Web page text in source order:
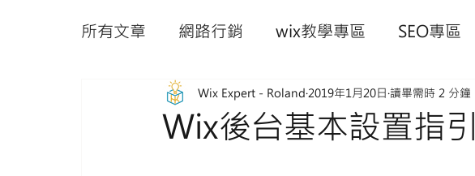
所有文章 網路行銷 wix教學專區 SEO專區
Wix後台基本設置指引
Wix Expert - Roland 2019年1月20日 讀畢需時 2 分鐘